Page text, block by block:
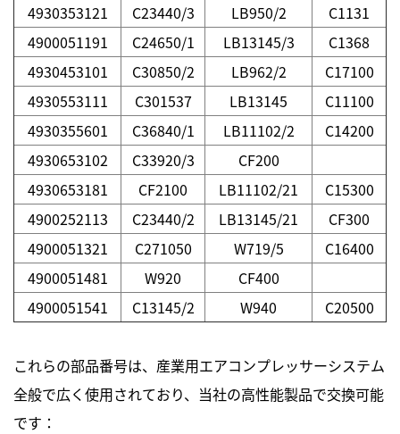
4930353121
C23440/3 LB950/2
C1131
4900051191
C24650/1 LB13145/3
C1368
4930453101
C30850/2 LB962/2
C17100
4930553111
C301537 LB13145
C11100
4930355601
C36840/1 LB11102/2
C14200
4930653102
C33920/3
CF200
4930653181
CF2100 LB11102/21
C15300
4900252113
C23440/2 LB13145/21
CF300
4900051321
C271050 W719/5
C16400
4900051481
W920
CF400
4900051541
C13145/2 W940 C20500
これらの部品番号は、産業用エアコンプレッサーシステム
全般で広く使用されており、当社の高性能製品で交換可能
です：